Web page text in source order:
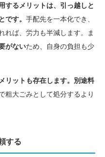
するメリットは、引っ越しと
です。 手配先を一本化でき、
れば、労力も半減します。ま
がないため、自身の負担も少
リットも存在します。別途料
粗大ごみとして処分するより
する